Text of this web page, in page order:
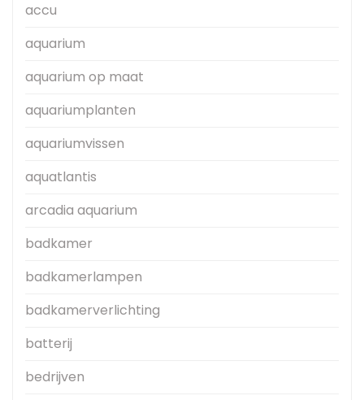
accu
aquarium
aquarium op maat
aquariumplanten
aquariumvissen
aquatlantis
arcadia aquarium
badkamer
badkamerlampen
badkamerverlichting
batterij
bedrijven